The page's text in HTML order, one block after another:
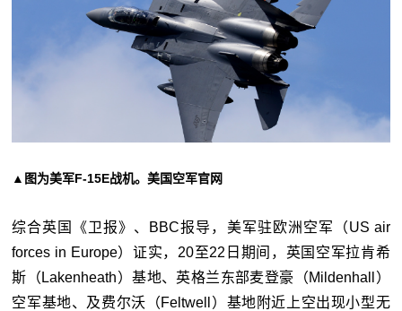
▲图为美军F-15E战机。美国空军官网
综合英国《卫报》、BBC报导，美军驻欧洲空军（US air
forces in Europe）证实，20至22日期间，英国空军拉肯希
斯（Lakenheath）基地、英格兰东部麦登豪（Mildenhall）
空军基地、及费尔沃（Feltwell）基地附近上空出现小型无